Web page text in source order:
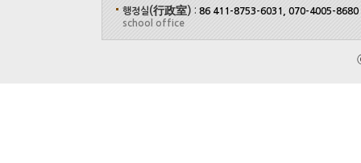
행정실(行政室) : 86 411-8753-6031, 070-4005-8680
school office